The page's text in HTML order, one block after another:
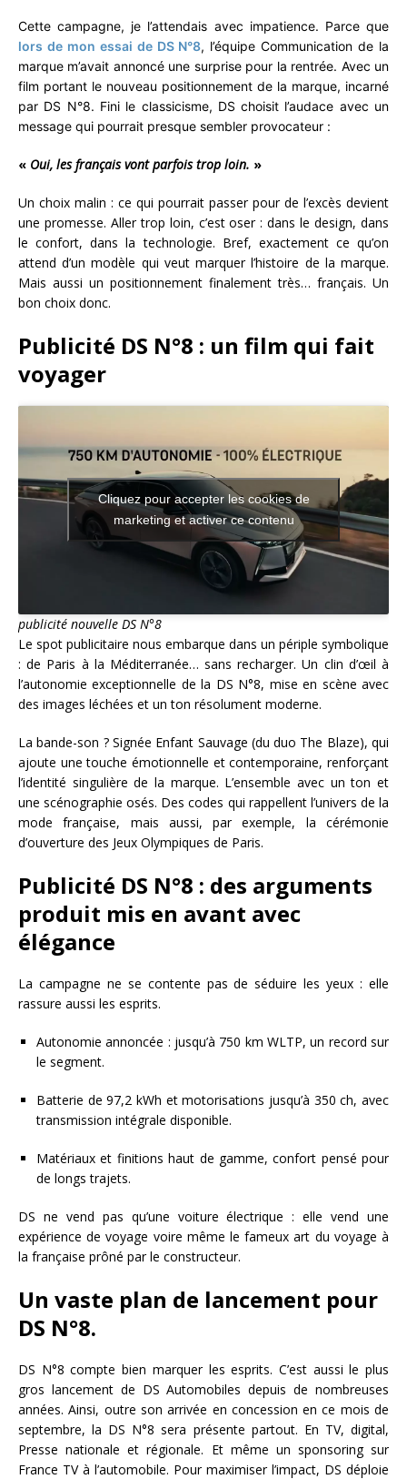
Cette campagne, je l’attendais avec impatience. Parce que
lors de mon essai de DS N°8, l’équipe Communication de la
marque m’avait annoncé une surprise pour la rentrée. Avec un
film portant le nouveau positionnement de la marque, incarné
par DS N°8. Fini le classicisme, DS choisit l’audace avec un
message qui pourrait presque sembler provocateur :
« Oui, les français vont parfois trop loin. »
Un choix malin : ce qui pourrait passer pour de l’excès devient
une promesse. Aller trop loin, c’est oser : dans le design, dans
le confort, dans la technologie. Bref, exactement ce qu’on
attend d’un modèle qui veut marquer l’histoire de la marque.
Mais aussi un positionnement finalement très… français. Un
bon choix donc.
Publicité DS N°8 : un film qui fait
voyager
Cliquez pour accepter les cookies de
marketing et activer ce contenu
publicité nouvelle DS N°8
Le spot publicitaire nous embarque dans un périple symbolique
: de Paris à la Méditerranée… sans recharger. Un clin d’œil à
l’autonomie exceptionnelle de la DS N°8, mise en scène avec
des images léchées et un ton résolument moderne.
La bande-son ? Signée Enfant Sauvage (du duo The Blaze), qui
ajoute une touche émotionnelle et contemporaine, renforçant
l’identité singulière de la marque. L’ensemble avec un ton et
une scénographie osés. Des codes qui rappellent l’univers de la
mode française, mais aussi, par exemple, la cérémonie
d’ouverture des Jeux Olympiques de Paris.
Publicité DS N°8 : des arguments
produit mis en avant avec
élégance
La campagne ne se contente pas de séduire les yeux : elle
rassure aussi les esprits.
Autonomie annoncée : jusqu’à 750 km WLTP, un record sur
le segment.
Batterie de 97,2 kWh et motorisations jusqu’à 350 ch, avec
transmission intégrale disponible.
Matériaux et finitions haut de gamme, confort pensé pour
de longs trajets.
DS ne vend pas qu’une voiture électrique : elle vend une
expérience de voyage voire même le fameux art du voyage à
la française prôné par le constructeur.
Un vaste plan de lancement pour
DS N°8.
DS N°8 compte bien marquer les esprits. C’est aussi le plus
gros lancement de DS Automobiles depuis de nombreuses
années. Ainsi, outre son arrivée en concession en ce mois de
septembre, la DS N°8 sera présente partout. En TV, digital,
Presse nationale et régionale. Et même un sponsoring sur
France TV à l’automobile. Pour maximiser l’impact, DS déploie